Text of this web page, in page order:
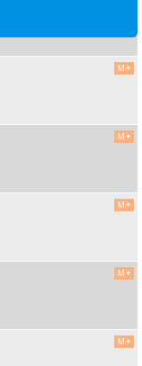
M +
M +
M +
M +
M +